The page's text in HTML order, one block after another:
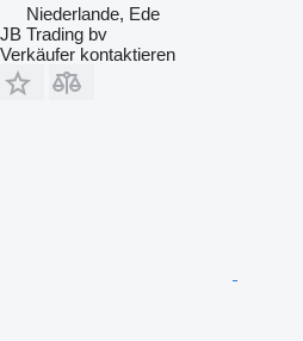
Niederlande, Ede
JB Trading bv
Verkäufer kontaktieren